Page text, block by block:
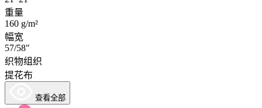
重量
160 g/m²
幅宽
57/58"
织物组织
提花布
查看全部